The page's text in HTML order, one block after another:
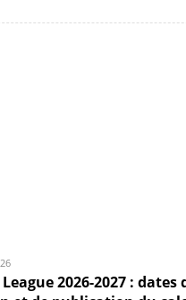
2026-2027 : dates